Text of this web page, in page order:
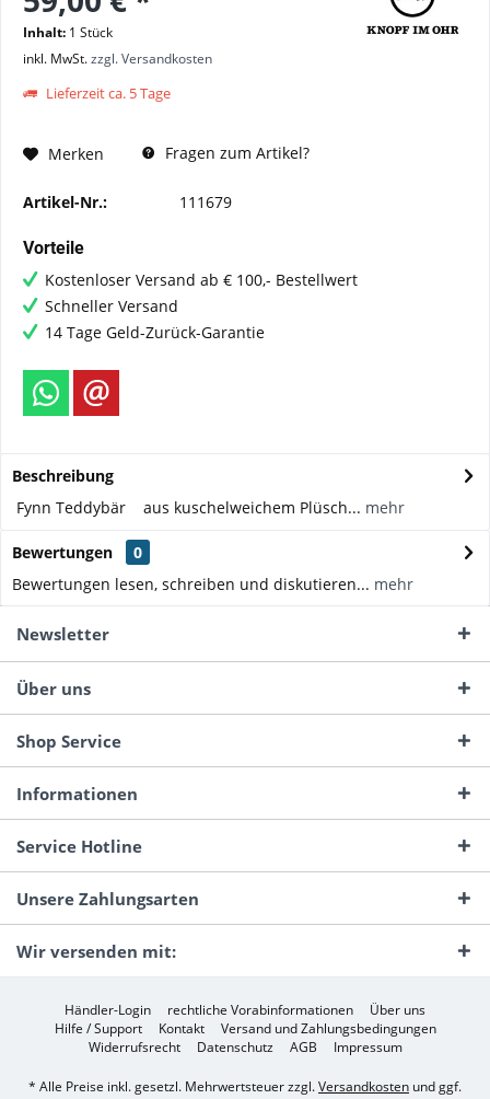
Inhalt: 1 Stück
inkl. MwSt.zzgl. Versandkosten
Lieferzeit ca. 5 Tage
Merken Fragen zum Artikel?
Artikel-Nr.: 111679
Vorteile
Kostenloser Versand ab € 100,- Bestellwert
Schneller Versand
14 Tage Geld-Zurück-Garantie
Beschreibung
 Fynn Teddybär aus kuschelweichem Plüsch... mehr
Bewertungen
0
Bewertungen lesen, schreiben und diskutieren... mehr
Newsletter
Über uns
Shop Service
Informationen
Service Hotline
Unsere Zahlungsarten
Wir versenden mit:
Händler-Login rechtliche Vorabinformationen
Über uns
Hilfe / Support
Kontakt
Versand und Zahlungsbedingungen
Widerrufsrecht
Datenschutz AGB Impressum
* Alle Preise inkl. gesetzl. Mehrwertsteuer zzgl.Versandkosten und ggf.